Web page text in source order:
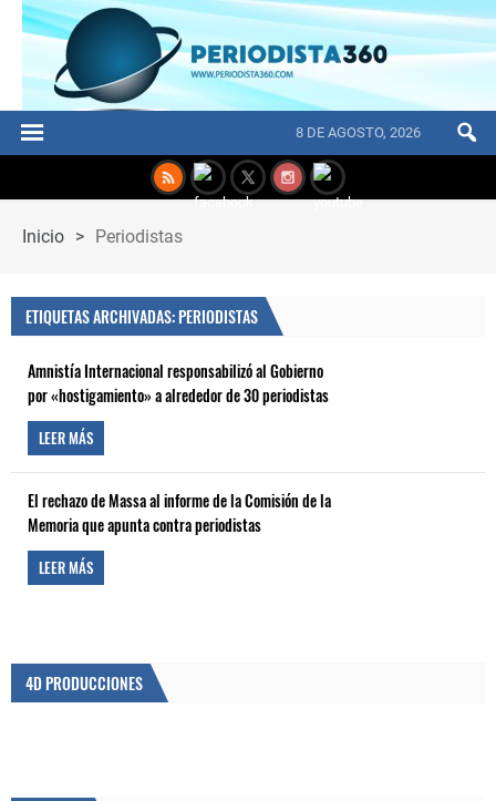
8 DE AGOSTO, 2026
Inicio > Periodistas
ETIQUETAS ARCHIVADAS: PERIODISTAS
Amnistía Internacional responsabilizó al Gobierno
por «hostigamiento» a alrededor de 30 periodistas
LEER MÁS
El rechazo de Massa al informe de la Comisión de la
Memoria que apunta contra periodistas
LEER MÁS
4D PRODUCCIONES